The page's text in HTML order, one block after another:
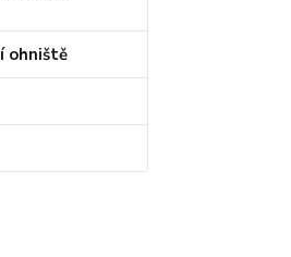
ohniště